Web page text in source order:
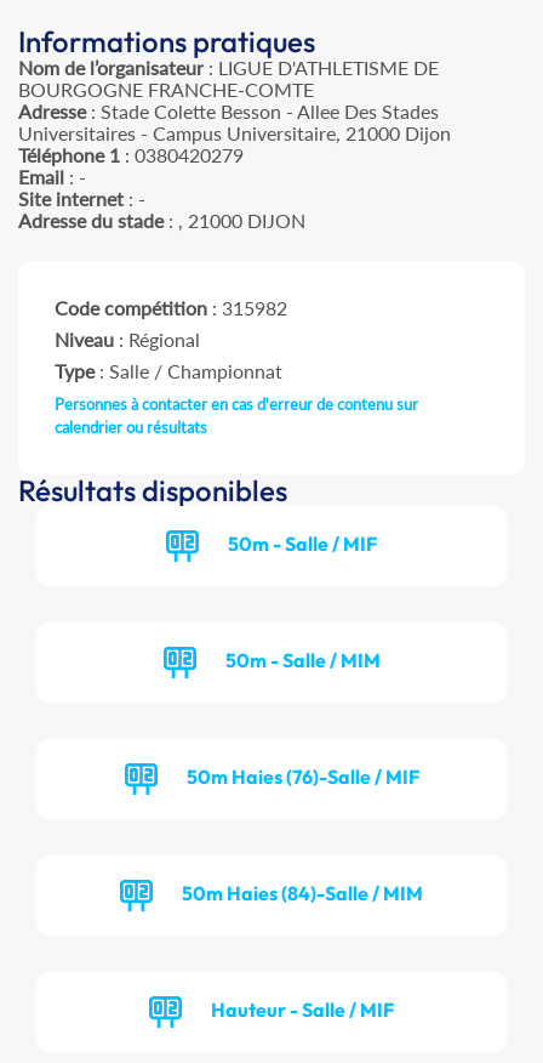
Informations pratiques
Nom de l’organisateur: LIGUE D'ATHLETISME DE
BOURGOGNE FRANCHE-COMTE
Adresse: Stade Colette Besson - Allee Des Stades
Universitaires - Campus Universitaire, 21000 Dijon
Téléphone 1 : 0380420279
Email : -
Site internet : -
Adresse du stade: , 21000 DIJON
Code compétition : 315982
Niveau : Régional
Type: Salle / Championnat
Personnes à contacter en cas d'erreur de contenu sur
calendrier ou résultats
Résultats disponibles
50m - Salle / MIF
50m - Salle / MIM
50m Haies (76)-Salle / MIF
50m Haies (84)-Salle / MIM
Hauteur - Salle / MIF